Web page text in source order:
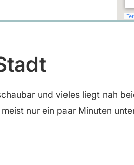
und vieles liegt nah
nur ein paar Minuten